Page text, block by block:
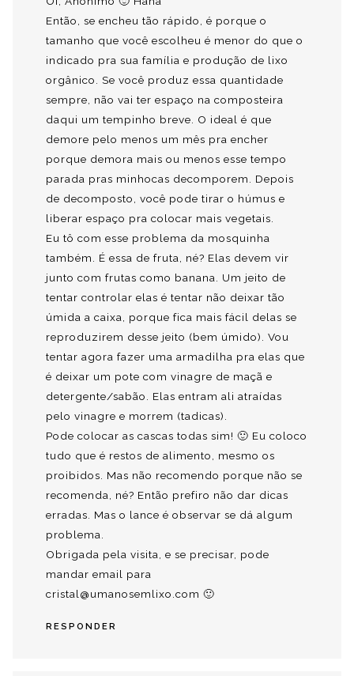
Então, se encheu tão rápido, é porque o
tamanho que você escolheu é menor do que o
indicado pra sua família e produção de lixo
orgânico. Se você produz essa quantidade
sempre, não vai ter espaço na composteira
daqui um tempinho breve. O ideal é que
demore pelo menos um mês pra encher
porque demora mais ou menos esse tempo
parada pras minhocas decomporem. Depois
de decomposto, você pode tirar o húmus e
liberar espaço pra colocar mais vegetais.
Eu tô com esse problema da mosquinha
também. É essa de fruta, né? Elas devem vir
junto com frutas como banana. Um jeito de
tentar controlar elas é tentar não deixar tão
úmida a caixa, porque fica mais fácil delas se
reproduzirem desse jeito (bem úmido). Vou
tentar agora fazer uma armadilha pra elas que
é deixar um pote com vinagre de maçã e
detergente/sabão. Elas entram ali atraídas
pelo vinagre e morrem (tadicas).
Pode colocar as cascas todas sim! 🙂 Eu coloco
tudo que é restos de alimento, mesmo os
proibidos. Mas não recomendo porque não se
recomenda, né? Então prefiro não dar dicas
erradas. Mas o lance é observar se dá algum
problema.
Obrigada pela visita, e se precisar, pode
mandar email para
cristal@umanosemlixo.com 🙂
RESPONDER